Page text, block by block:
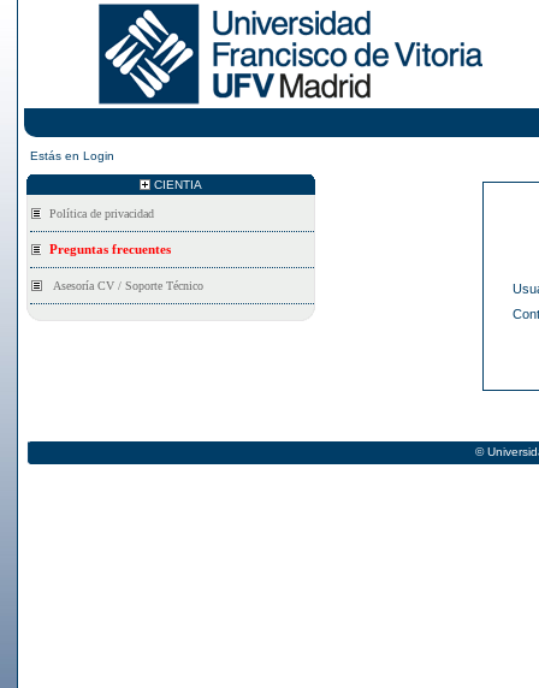
Estás en Login
CIENTIA
Asesoría CV / Soporte Técnico
©